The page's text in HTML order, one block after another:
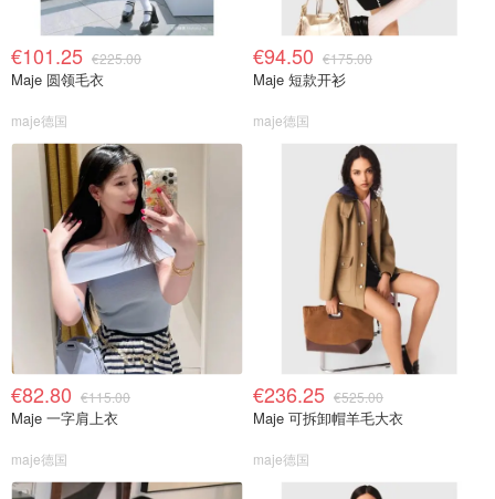
€101.25 €225.00
Maje 圆领毛衣
maje德国
€94.50 €175.00
Maje 短款开衫
maje德国
€82.80 €115.00
Maje 一字肩上衣
maje德国
€236.25 €525.00
Maje 可拆卸帽羊毛大衣
maje德国